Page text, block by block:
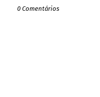
0 Comentários